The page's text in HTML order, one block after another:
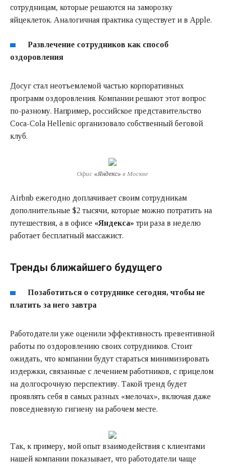
сотрудницам, которые решаются на заморозку
яйцеклеток. Аналогичная практика существует и в Apple.
Развлечение сотрудников как способ
оздоровления
Досуг стал неотъемлемой частью корпоративных
программ оздоровления. Компании решают этот вопрос
по-разному. Например, российское представительство
Coca-Cola Hellenic организовало собственный беговой
клуб.
Офис «Яндекс» в Москве
Airbnb ежегодно доплачивает своим сотрудникам
дополнительные $2 тысячи, которые можно потратить на
путешествия, а в офисе «Яндекса» три раза в неделю
работает бесплатный массажист.
Тренды ближайшего будущего
Позаботиться о сотруднике сегодня, чтобы не
платить за него завтра
Работодатели уже оценили эффективность превентивной
работы по оздоровлению своих сотрудников. Стоит
ожидать, что компании будут стараться минимизировать
издержки, связанные с лечением работников, с прицелом
на долгосрочную перспективу. Такой тренд будет
проявлять себя в самых разных «мелочах», включая даже
повседневную гигиену на рабочем месте.
Так, к примеру, мой опыт взаимодействия с клиентами
нашей компании показывает, что работодатели чаще